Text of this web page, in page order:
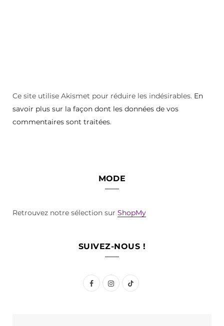
Ce site utilise Akismet pour réduire les indésirables. En
savoir plus sur la façon dont les données de vos
commentaires sont traitées.
MODE
Retrouvez notre sélection sur ShopMy
SUIVEZ-NOUS !
F
I
T